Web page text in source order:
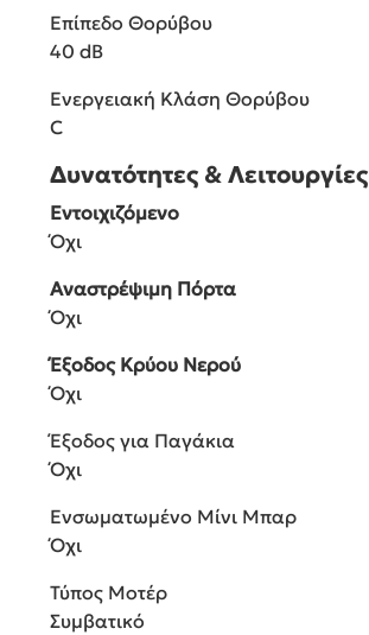
Επίπεδο Θορύβου
40 dB
Ενεργειακή Κλάση Θορύβου
C
Δυνατότητες & Λειτουργίες
Εντοιχιζόμενο
Όχι
Αναστρέψιμη Πόρτα
Όχι
Έξοδος Κρύου Νερού
Όχι
Έξοδος για Παγάκια
Όχι
Ενσωματωμένο Μίνι Μπαρ
Όχι
Τύπος Μοτέρ
Συμβατικό